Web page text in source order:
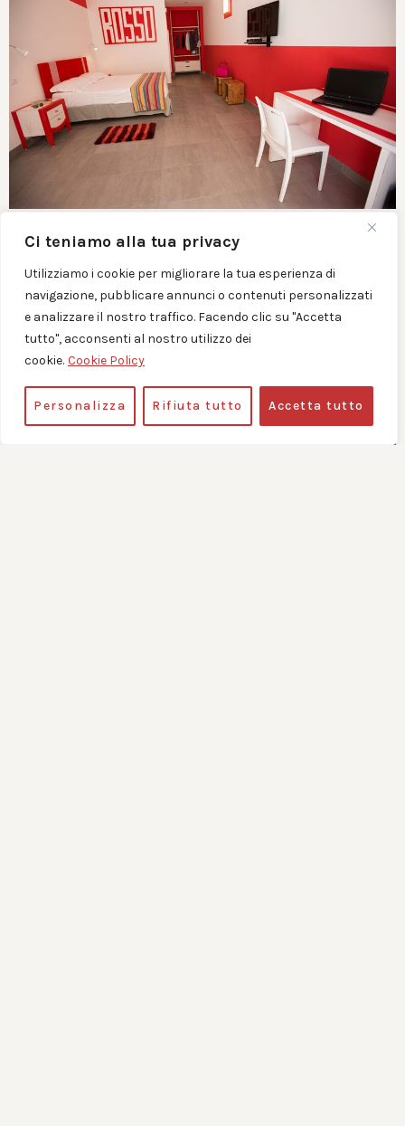
Ci teniamo alla tua privacy
Utilizziamo i cookie per migliorare la tua esperienza di
navigazione, pubblicare annunci o contenuti personalizzati
e analizzare il nostro traffico. Facendo clic su "Accetta
tutto", acconsenti al nostro utilizzo dei
cookie. Cookie Policy
Personalizza Rifiuta tutto Accetta tutto